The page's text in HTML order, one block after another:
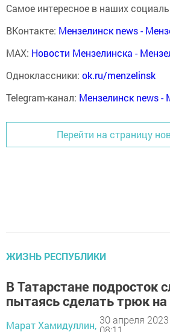
Самое интересное в наших
ВКонтакте: Мензелинск news -
MAX: Новости Мензелинска -
Одноклассники: ok.ru/menzelinsk
Telegram-канал: Мензелинск news -
Перейти на страницу
ЖИЗНЬ РЕСПУБЛИКИ
В Татарстане подросток
пытаясь сделать трюк
Марат Хамидуллин, 30 апреля 2023